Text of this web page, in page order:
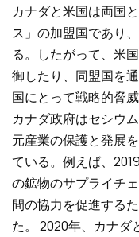
カナダと米国は両国
ス」の加盟国であり
る。したがって、米
御したり、同盟国を
国にとって戦略的脅威
カナダ政府はセシウ
元産業の保護と発展
ている。例えば、
の鉱物のサプライチ
間の協力を促進する
た。 2020年、カナダ